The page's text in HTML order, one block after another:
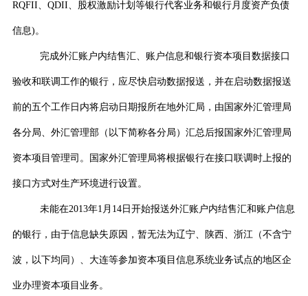
RQFII QDII 、股权激励计划等银行代客业务和银行月度资产负债
信息) 。
完成外汇账户内结售汇、账户信息和银行资本项目数据接口
验收和联调工作的银行，应尽快启动数据报送，并在启动数据报送
前的五个工作日内将启动日期报所在地外汇局，由国家外汇管理局
各分局、外汇管理部（以下简称各分局）汇总后报国家外汇管理局
资本项目管理司。国家外汇管理局将根据银行在接口联调时上报的
接口方式对生产环境进行设置。
未能在2013年1 月 14日开始报送外汇账户内结售汇和账户信息
的银行，由于信息缺失原因，暂无法为辽宁、陕西、浙江（不含宁
波，以下均同）、大连等参加资本项目信息系统业务试点的地区企
业办理资本项目业务。